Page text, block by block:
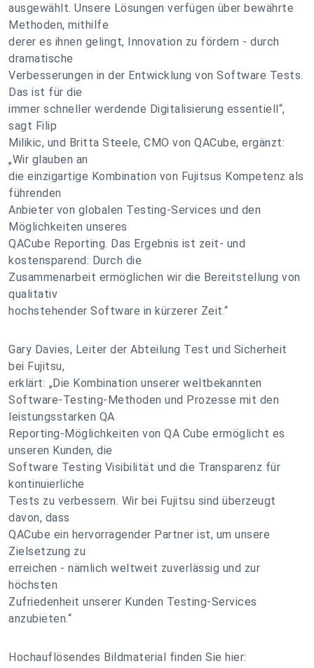
ausgewählt. Unsere Lösungen verfügen über bewährte
Methoden, mithilfe
derer es ihnen gelingt, Innovation zu fördern - durch
dramatische
Verbesserungen in der Entwicklung von Software Tests.
Das ist für die
immer schneller werdende Digitalisierung essentiell“,
sagt Filip
Milikic, und Britta Steele, CMO von QACube, ergänzt:
„Wir glauben an
die einzigartige Kombination von Fujitsus Kompetenz als
führenden
Anbieter von globalen Testing-Services und den
Möglichkeiten unseres
QACube Reporting. Das Ergebnis ist zeit- und
kostensparend: Durch die
Zusammenarbeit ermöglichen wir die Bereitstellung von
qualitativ
hochstehender Software in kürzerer Zeit.“
Gary Davies, Leiter der Abteilung Test und Sicherheit
bei Fujitsu,
erklärt: „Die Kombination unserer weltbekannten
Software-Testing-Methoden und Prozesse mit den
leistungsstarken QA
Reporting-Möglichkeiten von QA Cube ermöglicht es
unseren Kunden, die
Software Testing Visibilität und die Transparenz für
kontinuierliche
Tests zu verbessern. Wir bei Fujitsu sind überzeugt
davon, dass
QACube ein hervorragender Partner ist, um unsere
Zielsetzung zu
erreichen - nämlich weltweit zuverlässig und zur
höchsten
Zufriedenheit unserer Kunden Testing-Services
anzubieten.“
Hochauflösendes Bildmaterial finden Sie hier: